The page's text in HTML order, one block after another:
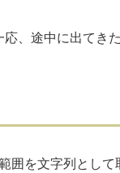
応、途中に出てき
囲を文字列として